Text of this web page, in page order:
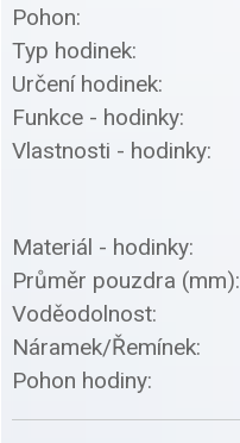
Pohon:
Typ hodinek:
Určení hodinek:
Funkce - hodinky:
Vlastnosti - hodinky:
Materiál - hodinky:
Průměr pouzdra (mm):
Voděodolnost:
Náramek/Řemínek:
Pohon hodiny: